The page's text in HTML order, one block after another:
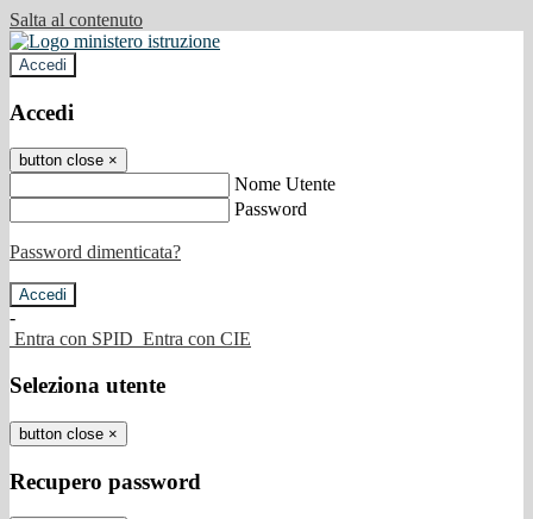
Salta al contenuto
Accedi
Accedi
button close ×
Nome Utente
Password
Password dimenticata?
-
Entra con SPID Entra con CIE
Seleziona utente
button close ×
Recupero password